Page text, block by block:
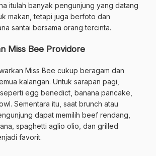
itulah banyak pengunjung yang datang
makan, tetapi juga berfoto dan
santai bersama orang tercinta.
Miss Bee Providore
Miss Bee cukup beragam dan
kalangan. Untuk sarapan pagi,
egg benedict, banana pancake,
Sementara itu, saat brunch atau
dapat memilih beef rendang,
spaghetti aglio olio, dan grilled
favorit.